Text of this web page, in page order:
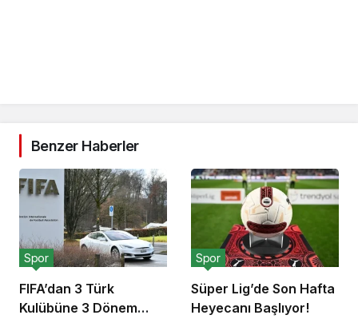
Benzer Haberler
FIFA’dan 3 Türk
Kulübüne 3 Dönem
Spor
Süper Lig’de Son Hafta
Heyecanı Başlıyor!
Spor